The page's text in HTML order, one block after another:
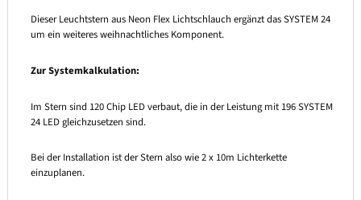
Dieser Leuchtstern aus Neon Flex Lichtschlauch ergänzt das SYSTEM 24
um ein weiteres weihnachtliches Komponent.
Zur Systemkalkulation:
Im Stern sind 120 Chip LED verbaut, die in der Leistung mit 196 SYSTEM
24 LED gleichzusetzen sind.
Bei der Installation ist der Stern also wie 2 x 10m Lichterkette
einzuplanen.